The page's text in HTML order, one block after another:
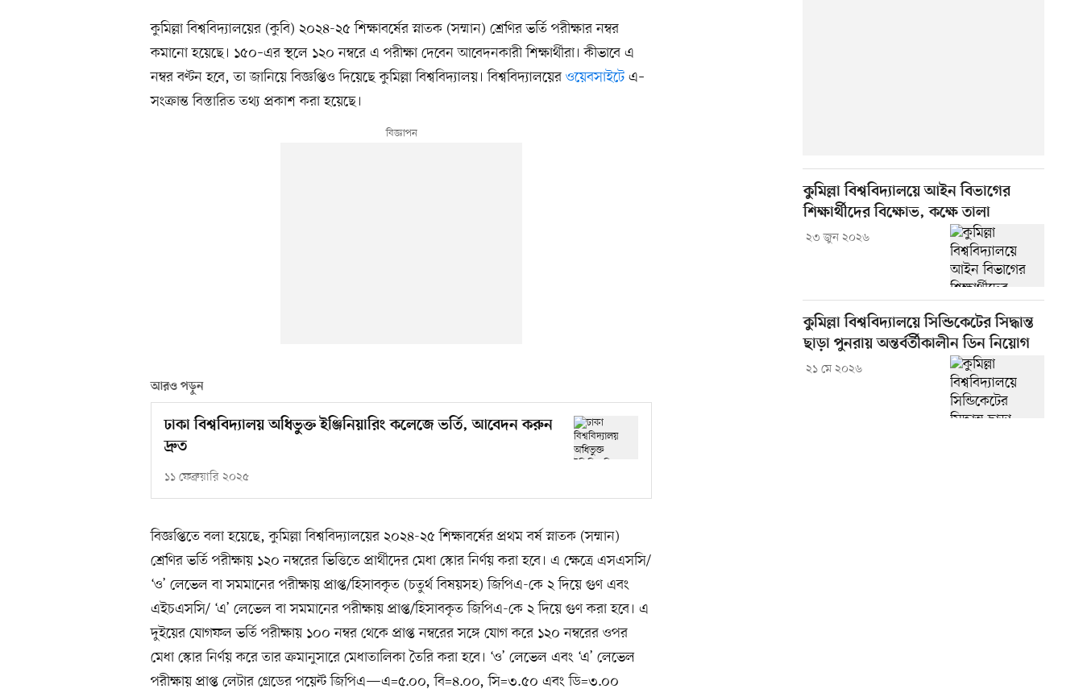
কুমিল্লা বিশ্ববিদ্যালয়ের (কুবি) ২০২৪-২৫ শিক্ষাবর্ষের স্নাতক (সম্মান) শ্রেণির ভর্তি পরীক্ষার নম্বর
কমানো হয়েছে। ১৫০–এর স্থলে ১২০ নম্বরে এ পরীক্ষা দেবেন আবেদনকারী শিক্ষার্থীরা। কীভাবে এ
নম্বর বণ্টন হবে, তা জানিয়ে বিজ্ঞপ্তিও দিয়েছে কুমিল্লা বিশ্ববিদ্যালয়। বিশ্ববিদ্যালয়ের ওয়েবসাইটে এ–
সংক্রান্ত বিস্তারিত তথ্য প্রকাশ করা হয়েছে।
আরও পড়ুন
ঢাকা বিশ্ববিদ্যালয় অধিভুক্ত ইঞ্জিনিয়ারিং কলেজে ভর্তি, আবেদন করুন
দ্রুত
১১ ফেব্রুয়ারি ২০২৫
বিজ্ঞপ্তিতে বলা হয়েছে, কুমিল্লা বিশ্ববিদ্যালয়ের ২০২৪-২৫ শিক্ষাবর্ষের প্রথম বর্ষ স্নাতক (সম্মান)
শ্রেণির ভর্তি পরীক্ষায় ১২০ নম্বরের ভিত্তিতে প্রার্থীদের মেধা স্কোর নির্ণয় করা হবে। এ ক্ষেত্রে এসএসসি/
‘ও’ লেভেল বা সমমানের পরীক্ষায় প্রাপ্ত/হিসাবকৃত (চতুর্থ বিষয়সহ) জিপিএ-কে ২ দিয়ে গুণ এবং
এইচএসসি/ ‘এ’ লেভেল বা সমমানের পরীক্ষায় প্রাপ্ত/হিসাবকৃত জিপিএ-কে ২ দিয়ে গুণ করা হবে। এ
দুইয়ের যোগফল ভর্তি পরীক্ষায় ১০০ নম্বর থেকে প্রাপ্ত নম্বরের সঙ্গে যোগ করে ১২০ নম্বরের ওপর
মেধা স্কোর নির্ণয় করে তার ক্রমানুসারে মেধাতালিকা তৈরি করা হবে। ‘ও’ লেভেল এবং ‘এ’ লেভেল
পরীক্ষায় প্রাপ্ত লেটার গ্রেডের পয়েন্ট জিপিএ—এ=৫.০০, বি=৪.০০, সি=৩.৫০ এবং ডি=৩.০০
কুমিল্লা বিশ্ববিদ্যালয়ে আইন বিভাগের
শিক্ষার্থীদের বিক্ষোভ, কক্ষে তালা
২৩ জুন ২০২৬
কুমিল্লা বিশ্ববিদ্যালয়ে সিন্ডিকেটের সিদ্ধান্ত
ছাড়া পুনরায় অন্তর্বর্তীকালীন ডিন নিয়োগ
২১ মে ২০২৬